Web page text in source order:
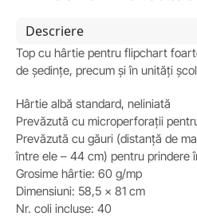
Descriere
Top cu hârtie pentru flipchart
de ședințe, precum și în unități
Hârtie albă standard, neliniată
Prevăzută cu microperforații
Prevăzută cu găuri (distanță de
între ele – 44 cm) pentru prindere
Grosime hârtie: 60 g/mp
Dimensiuni: 58,5 x 81 cm
Nr. coli incluse: 40